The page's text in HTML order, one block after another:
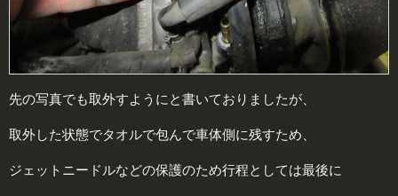
先の写真でも取外すようにと書いておりましたが、
取外した状態でタオルで包んで車体側に残すため、
ジェットニードルなどの保護のため行程としては最後に